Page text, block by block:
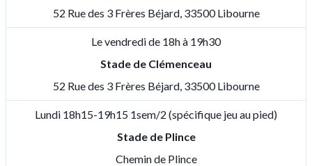
52 Rue des 3 Frères Béjard, 33500 Libourne
Le vendredi de 18h à 19h30
Stade de Clémenceau
52 Rue des 3 Frères Béjard, 33500 Libourne
Lundi 18h15-19h15 1sem/2 (spécifique jeu au pied)
Stade de Plince
Chemin de Plince